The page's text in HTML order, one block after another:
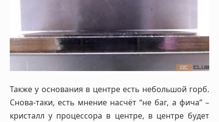
Также у основания в центре есть небольшой горб.
Снова-таки, есть мнение насчёт “не баг, а фича” –
кристалл у процессора в центре, в центре будет